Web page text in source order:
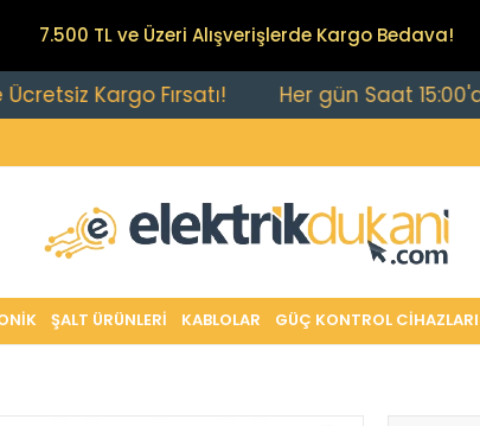
7.500 TL ve Üzeri Alışverişlerde Kargo Bedava!
Kargo Fırsatı! Her gün Saat 15:00'a
ŞALT ÜRÜNLERİ KABLOLAR GÜÇ KONTROL CİHAZLARI